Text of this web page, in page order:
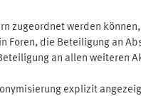
zugeordnet werden
Foren, die Beteiligung an
an allen weiteren
explizit